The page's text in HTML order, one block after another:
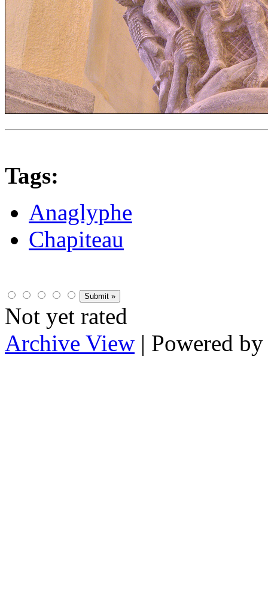
Tags:
Anaglyphe
Chapiteau
Not yet rated
Archive View | Powered